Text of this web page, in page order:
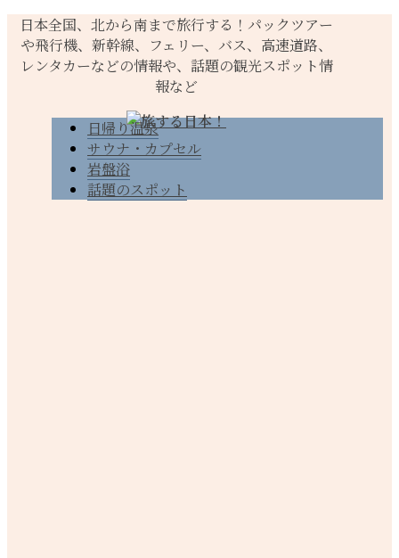
日本全国、北から南まで旅行する！パックツアー
や飛行機、新幹線、フェリー、バス、高速道路、
レンタカーなどの情報や、話題の観光スポット情
報など
日帰り温泉
サウナ・カプセル
岩盤浴
話題のスポット